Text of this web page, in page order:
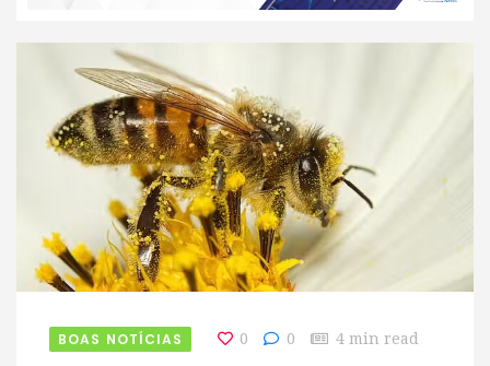
BOAS NOTÍCIAS 0 0 4 min read